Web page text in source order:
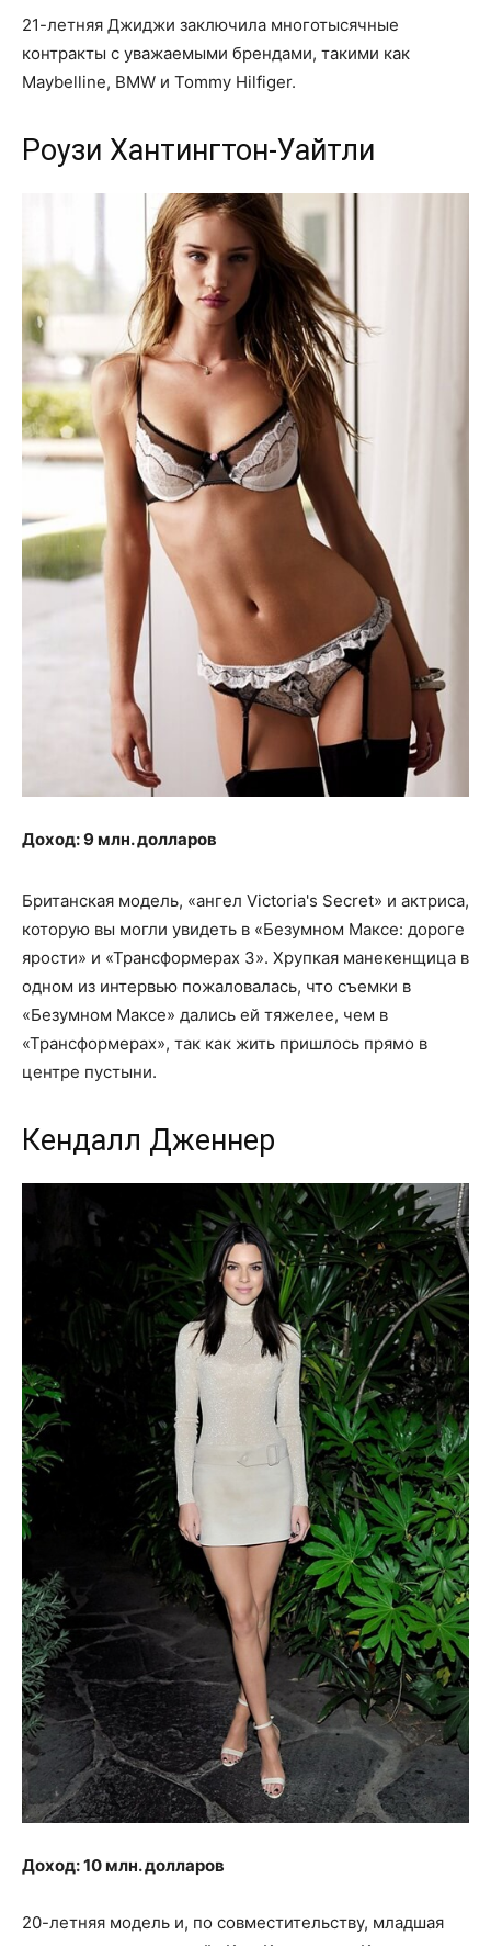
21-летняя Джиджи заключила многотысячные
контракты с уважаемыми брендами, такими как
Maybelline, BMW и Tommy Hilfiger.
Роузи Хантингтон-Уайтли
Доход: 9 млн. долларов
Британская модель, «ангел Victoria's Secret» и актриса,
которую вы могли увидеть в «Безумном Максе: дороге
ярости» и «Трансформерах 3». Хрупкая манекенщица в
одном из интервью пожаловалась, что съемки в
«Безумном Максе» дались ей тяжелее, чем в
«Трансформерах», так как жить пришлось прямо в
центре пустыни.
Кендалл Дженнер
Доход: 10 млн. долларов
20-летняя модель и, по совместительству, младшая